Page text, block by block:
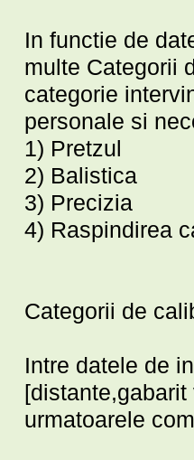
In functie de
multe Categorii
categorie
personale si
1) Pretzul
2) Balistica
3) Precizia
4) Raspindirea
Categorii de
Intre datele de
urmatoarele